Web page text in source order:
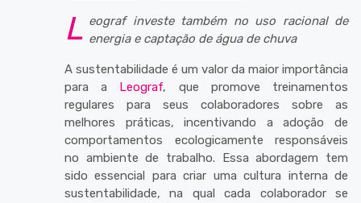
L eograf investe também no uso racional de
energia e captação de água de chuva
A sustentabilidade é um valor da maior importância
para a Leograf, que promove treinamentos
regulares para seus colaboradores sobre as
melhores práticas, incentivando a adoção de
comportamentos ecologicamente responsáveis
no ambiente de trabalho. Essa abordagem tem
sido essencial para criar uma cultura interna de
sustentabilidade, na qual cada colaborador se